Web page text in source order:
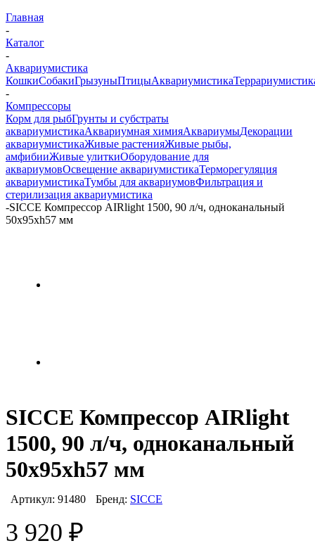
Главная
-
Каталог
-
Аквариумистика
КошкиСобакиГрызуныПтицыАквариумистика
-
Компрессоры
Корм для рыбГрунты и субстраты
аквариумистикаАквариумная химияАквариумыДекорации
аквариумистикаЖивые растенияЖивые рыбы,
амфибииЖивые улиткиОборудование для
аквариумовОсвещение аквариумистикаТерморегуляция
аквариумистикаТумбы для аквариумовФильтрация и
стерилизация аквариумистика
-SICCE Компрессор AIRlight 1500, 90 л/ч, одноканальный
50х95хh57 мм
SICCE Компрессор AIRlight
1500, 90 л/ч, одноканальный
50х95хh57 мм
Артикул: 91480 Бренд: SICCE
3 920 ₽